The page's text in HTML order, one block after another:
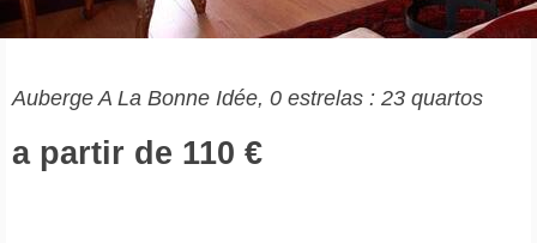
Auberge A La Bonne Idée, 0 estrelas : 23 quartos
a partir de 110 €